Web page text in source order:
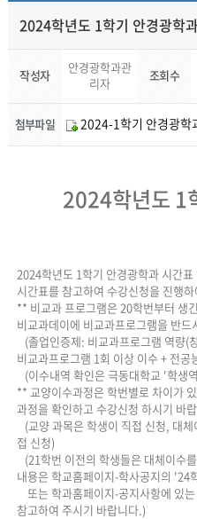
2024학년도 1학기 안경광학
작성자
안경광학과관
리자
조회수
첨부파일 2024-1학기 안경광학
2024학년도 1
2024학년도 1학기 안경광학과 시간표
시간표를 참고하여 수강신청을 진행
** 비교과 프로그램은 20학번부터 생
비교과데이에 비교과프로그램을 반드
(졸업인증제: 비교과프로그램 역량(
비교과프로그램 1회 이상 이수 + 전
(이수내역 확인은 극동대학교 '학생
** 교양이수과정은 학번별로 차이가
과정을 확인하고 수강신청 하시기 바
(교양 과목은 학생이 직접 신청, 대
접 신청)
(21학번 이전의 학생들은 대체이수
내용은 학교홈페이지-학사공지의 '24
또는 학과홈페이지-공지사항에 있
참고하여 주시기 바랍니다.)